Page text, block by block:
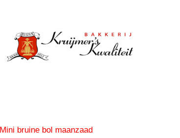
Mini bruine bol maanzaad